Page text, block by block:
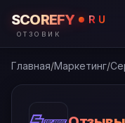
SCOREFY RU
ОТЗОВИК
Главная/Маркетинг/